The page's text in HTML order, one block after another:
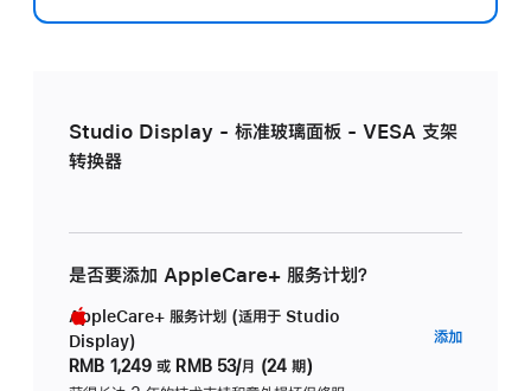
Studio Display - 标准玻璃面板 - VESA 支架
转换器
是否要添加 AppleCare+ 服务计划？
AppleCare+ 服务计划 (适用于 Studio
Display)
RMB 1,249 或 RMB 53/月 (24 期)
添加